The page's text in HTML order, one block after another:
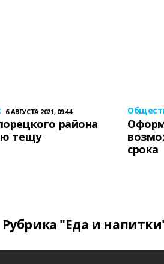
6 АВГУСТА 2021, 09:44
района
тещу
срока
Рубрика "Еда и